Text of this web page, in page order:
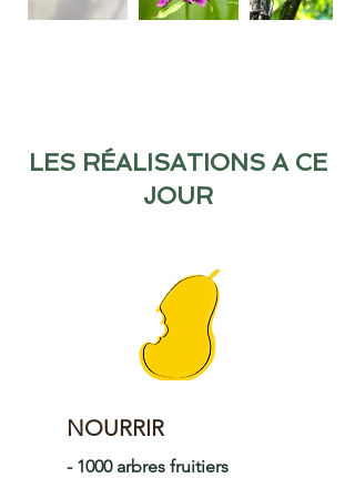
LES RÉALISATIONS A CE
JOUR
NOURRIR
- 1000 arbres fruitiers